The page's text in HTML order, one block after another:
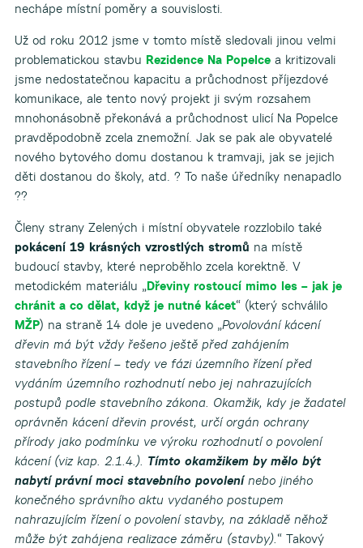
nechápe místní poměry a souvislosti.
Už od roku 2012 jsme v tomto místě sledovali jinou velmi
problematickou stavbu Rezidence Na Popelcea kritizovali
jsme nedostatečnou kapacitu a průchodnost příjezdové
komunikace, ale tento nový projekt ji svým rozsahem
mnohonásobně překonává a průchodnost ulicí Na Popelce
pravděpodobně zcela znemožní. Jak se pak ale obyvatelé
nového bytového domu dostanou k tramvaji, jak se jejich
děti dostanou do školy, atd. ? To naše úředníky nenapadlo
??
Členy strany Zelených i místní obyvatele rozzlobilo také
pokácení 19 krásných vzrostlých stromů na místě
budoucí stavby, které neproběhlo zcela korektně. V
metodickém materiálu „Dřeviny rostoucí mimo les – jak je
chránit a co dělat, když je nutné kácet“ (který schválilo
MŽP) na straně 14 dole je uvedeno „Povolování kácení
dřevin má být vždy řešeno ještě před zahájením
stavebního řízení – tedy ve fázi územního řízení před
vydáním územního rozhodnutí nebo jej nahrazujících
postupů podle stavebního zákona. Okamžik, kdy je žadatel
oprávněn kácení dřevin provést, určí orgán ochrany
přírody jako podmínku ve výroku rozhodnutí o povolení
kácení (viz kap. 2.1.4.). Tímto okamžikem by mělo být
nabytí právní moci stavebního povolenínebo jiného
konečného správního aktu vydaného postupem
nahrazujícím řízení o povolení stavby, na základě něhož
může být zahájena realizace záměru (stavby).“ Takový